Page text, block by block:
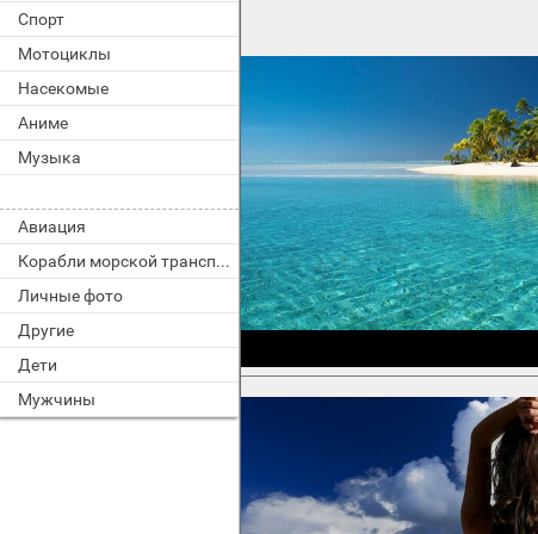
Спорт
Мотоциклы
Насекомые
Аниме
Музыка
Авиация
Корабли морской транспорт
Личные фото
Другие
Дети
Мужчины